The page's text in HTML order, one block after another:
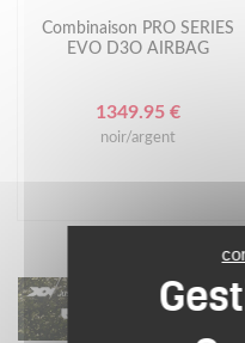
Combinaison PRO SERIES
EVO D3O AIRBAG
1349.95 €
noir/argent